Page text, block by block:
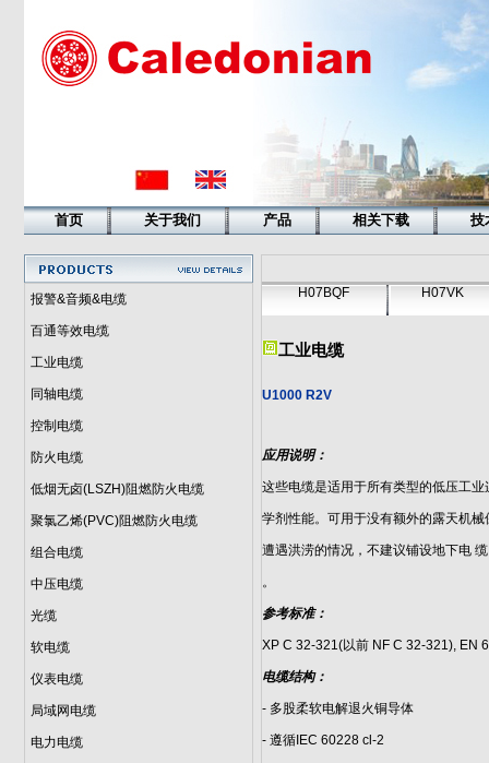
首页 关于我们 产品 相关下载 技
报警&音频&电缆
百通等效电缆
工业电缆
同轴电缆
控制电缆
防火电缆
低烟无卤(LSZH)阻燃防火电缆
聚氯乙烯(PVC)阻燃防火电缆
组合电缆
中压电缆
光缆
软电缆
仪表电缆
局域网电缆
电力电缆
H07BQF H07VK
工业电缆
U1000 R2V
应用说明：
这些电缆是适用于所有类型的低压工
学剂性能。可用于没有额外的露天机
遭遇洪涝的情况，不建议铺设地下电
。
参考标准：
XP C 32-321(以前 NF C 32-321), EN
电缆结构：
- 多股柔软电解退火铜导体
- 遵循IEC 60228 cl-2